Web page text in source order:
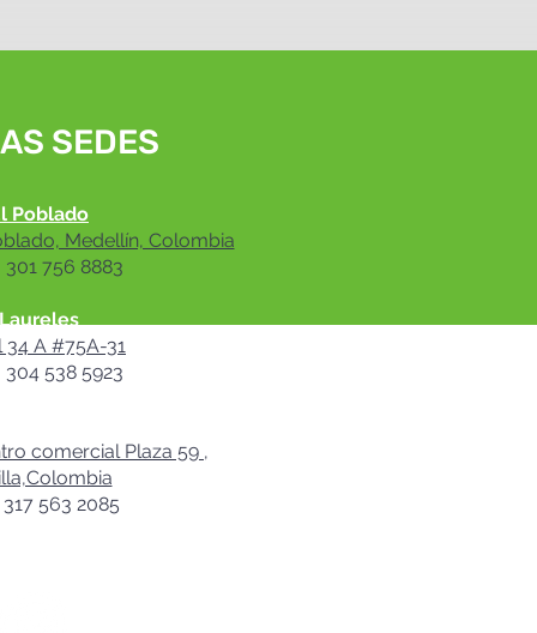
SEDES
Poblado
Medellín, Colombia
756 8883
34 A #75A-31
538 5923
comercial Plaza 59 ,
563 2085​